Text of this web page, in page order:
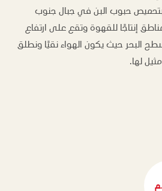
حبوب البن في جبال جنوب
إنتاجًا للقهوة وتقع على ارتفاع
البحر حيث يكون الهواء نقيًا ونطلق
لها.